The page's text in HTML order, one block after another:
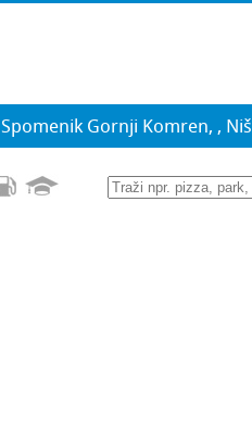
Spomenik Gornji Komren, , Niš